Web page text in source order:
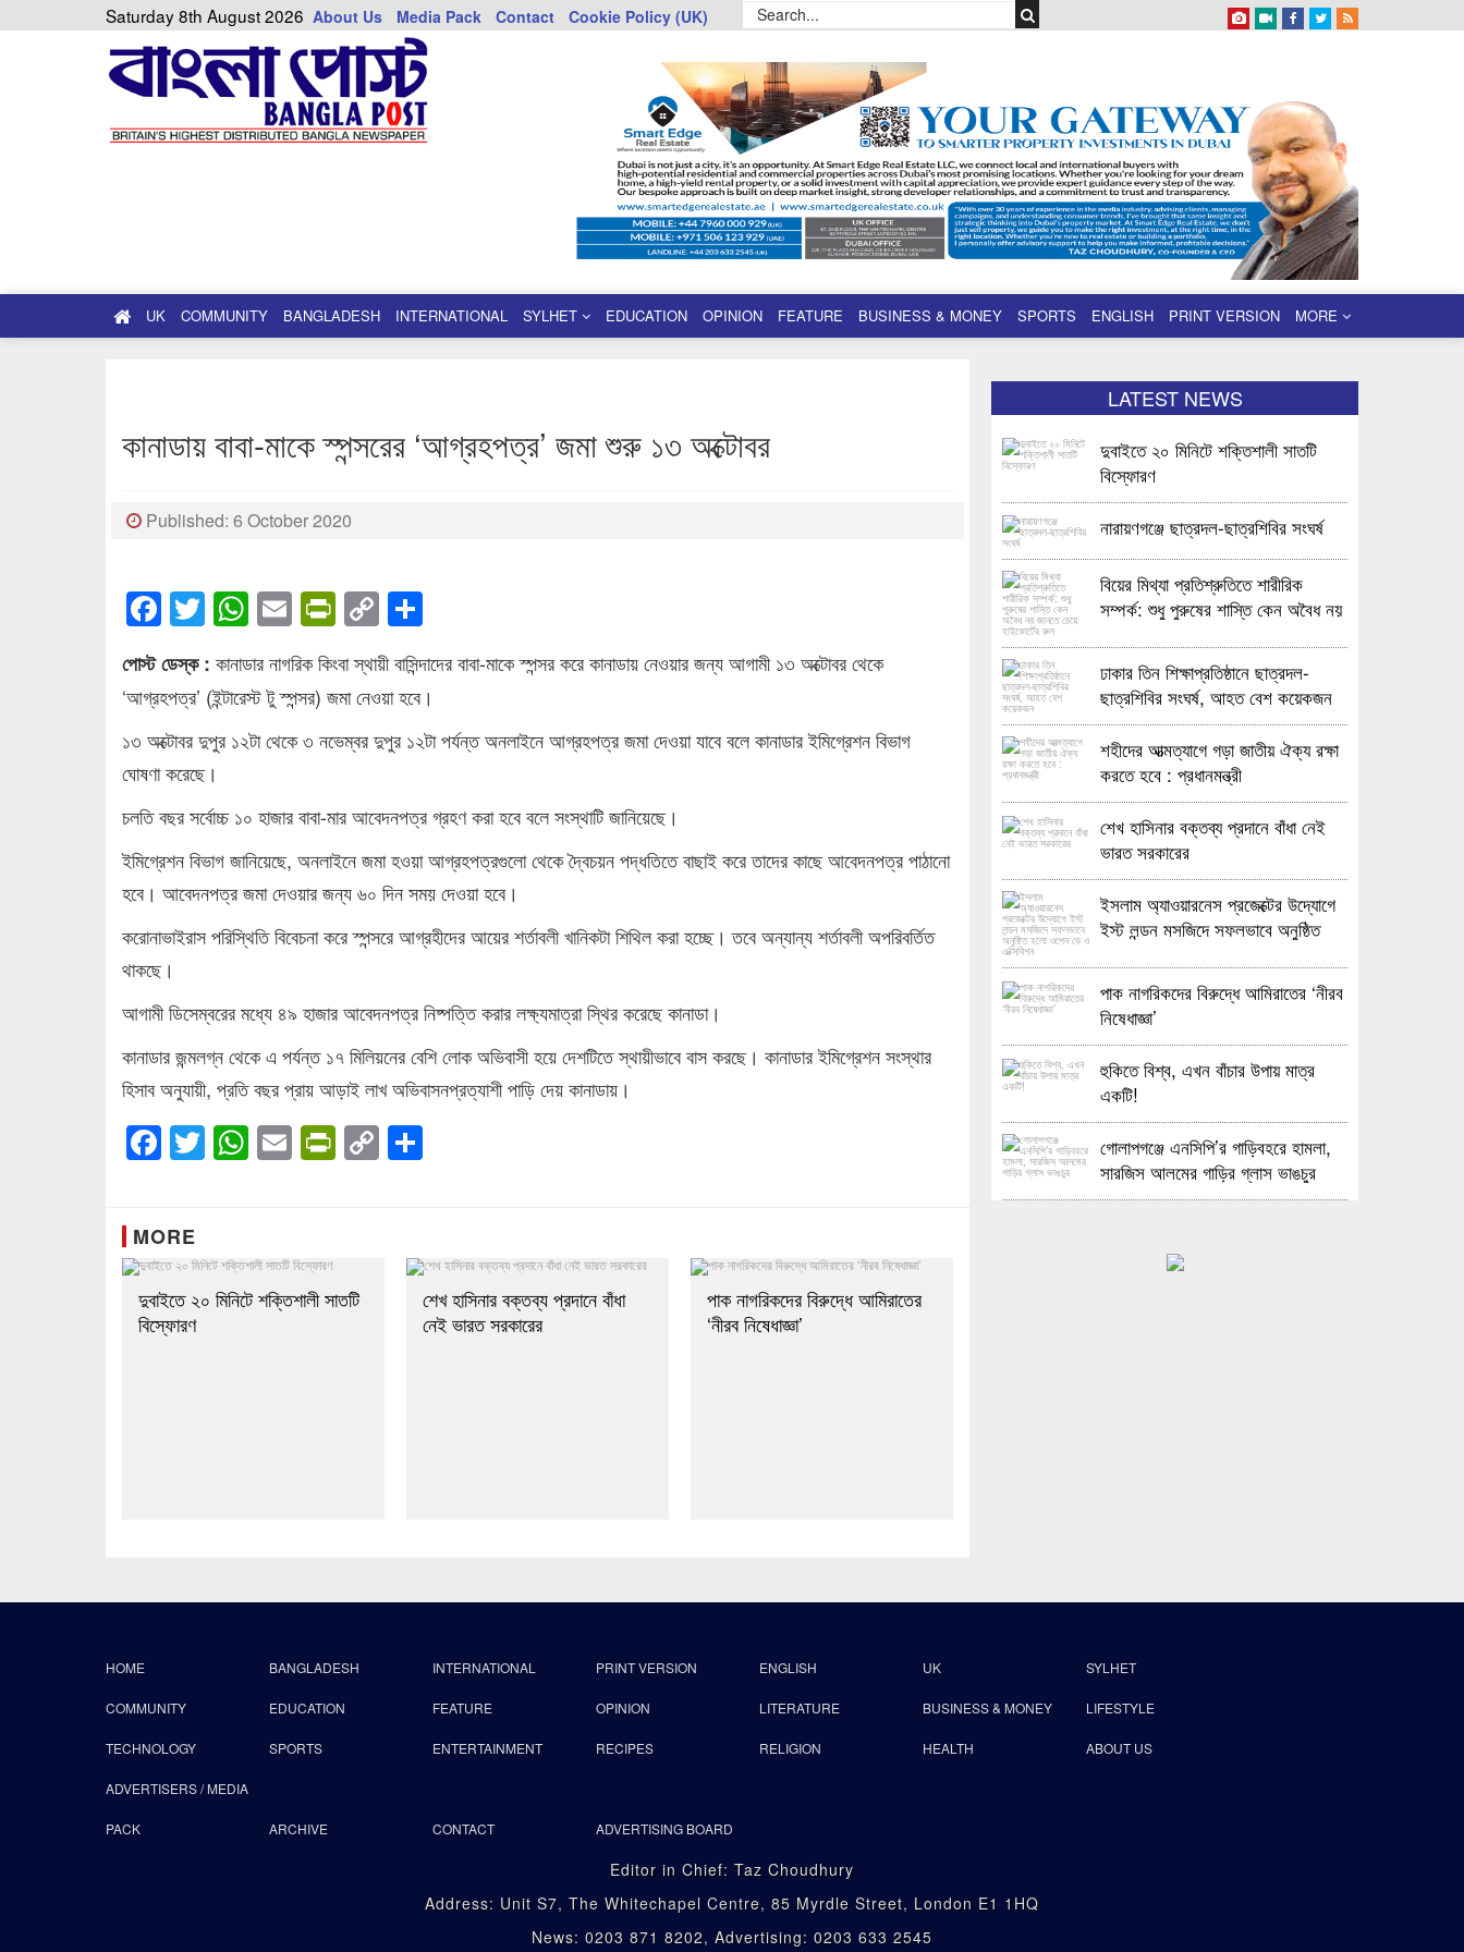
Saturday 8th August 2026 About Us Media Pack Contact Cookie Policy (UK)
UK COMMUNITY BANGLADESH INTERNATIONAL SYLHET EDUCATION OPINION FEATURE BUSINESS & MONEY SPORTS ENGLISH PRINT VERSION MORE
কানাডায় বাবা-মাকে স্পন্সরের ‘আগ্রহপত্র’ জমা শুরু ১৩ অক্টোবর
Published: 6 October 2020
Facebook
Twitter
WhatsApp
EmailPrintFriendly
Copy
Link
পোস্ট ডেস্ক : কানাডার নাগরিক কিংবা স্থায়ী বাসিন্দাদের বাবা-মাকে স্পন্সর করে কানাডায় নেওয়ার জন্য আগামী ১৩ অক্টোবর থেকে
‘আগ্রহপত্র’ (ইন্টারেস্ট টু স্পন্সর) জমা নেওয়া হবে।
১৩ অক্টোবর দুপুর ১২টা থেকে ৩ নভেম্বর দুপুর ১২টা পর্যন্ত অনলাইনে আগ্রহপত্র জমা দেওয়া যাবে বলে কানাডার ইমিগ্রেশন বিভাগ
ঘোষণা করেছে।
চলতি বছর সর্বোচ্চ ১০ হাজার বাবা-মার আবেদনপত্র গ্রহণ করা হবে বলে সংস্থাটি জানিয়েছে।
ইমিগ্রেশন বিভাগ জানিয়েছে, অনলাইনে জমা হওয়া আগ্রহপত্রগুলো থেকে দ্বৈচয়ন পদ্ধতিতে বাছাই করে তাদের কাছে আবেদনপত্র পাঠানো
হবে। আবেদনপত্র জমা দেওয়ার জন্য ৬০ দিন সময় দেওয়া হবে।
করোনাভাইরাস পরিস্থিতি বিবেচনা করে স্পন্সরে আগ্রহীদের আয়ের শর্তাবলী খানিকটা শিথিল করা হচ্ছে। তবে অন্যান্য শর্তাবলী অপরিবর্তিত
থাকছে।
আগামী ডিসেম্বরের মধ্যে ৪৯ হাজার আবেদনপত্র নিষ্পত্তি করার লক্ষ্যমাত্রা স্থির করেছে কানাডা।
কানাডার জন্মলগ্ন থেকে এ পর্যন্ত ১৭ মিলিয়নের বেশি লোক অভিবাসী হয়ে দেশটিতে স্থায়ীভাবে বাস করছে। কানাডার ইমিগ্রেশন সংস্থার
হিসাব অনুযায়ী, প্রতি বছর প্রায় আড়াই লাখ অভিবাসনপ্রত্যাশী পাড়ি দেয় কানাডায়।
Facebook
Twitter
WhatsApp
EmailPrintFriendly
Copy
Link
MORE
দুবাইতে ২০ মিনিটে শক্তিশালী সাতটি
বিস্ফোরণ
শেখ হাসিনার বক্তব্য প্রদানে বাঁধা
নেই ভারত সরকারের
পাক নাগরিকদের বিরুদ্ধে আমিরাতের
‘নীরব নিষেধাজ্ঞা’
LATEST NEWS
দুবাইতে ২০ মিনিটে শক্তিশালী সাতটি
বিস্ফোরণ
নারায়ণগঞ্জে ছাত্রদল-ছাত্রশিবির সংঘর্ষ
বিয়ের মিথ্যা প্রতিশ্রুতিতে শারীরিক
সম্পর্ক: শুধু পুরুষের শাস্তি কেন অবৈধ নয়
ঢাকার তিন শিক্ষাপ্রতিষ্ঠানে ছাত্রদল-
ছাত্রশিবির সংঘর্ষ, আহত বেশ কয়েকজন
শহীদের আত্মত্যাগে গড়া জাতীয় ঐক্য রক্ষা
করতে হবে : প্রধানমন্ত্রী
শেখ হাসিনার বক্তব্য প্রদানে বাঁধা নেই
ভারত সরকারের
ইসলাম অ্যাওয়ারনেস প্রজেক্টের উদ্যোগে
ইস্ট লন্ডন মসজিদে সফলভাবে অনুষ্ঠিত
পাক নাগরিকদের বিরুদ্ধে আমিরাতের ‘নীরব
নিষেধাজ্ঞা’
হুকিতে বিশ্ব, এখন বাঁচার উপায় মাত্র
একটি!
গোলাপগঞ্জে এনসিপি’র গাড়িবহরে হামলা,
সারজিস আলমের গাড়ির গ্লাস ভাঙচুর
HOME BANGLADESH INTERNATIONAL PRINT VERSION ENGLISH UK SYLHET
COMMUNITY EDUCATION FEATURE OPINION LITERATURE BUSINESS & MONEY LIFESTYLE
TECHNOLOGY SPORTS ENTERTAINMENT RECIPES RELIGION HEALTH ABOUT US
ADVERTISERS / MEDIA
PACK ARCHIVE CONTACT ADVERTISING BOARD
Editor in Chief: Taz Choudhury
Address: Unit S7, The Whitechapel Centre, 85 Myrdle Street, London E1 1HQ
News: 0203 871 8202, Advertising: 0203 633 2545